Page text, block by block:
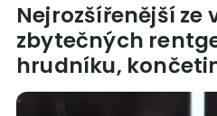
Nejrozšířenější ze
zbytečných
hrudníku,